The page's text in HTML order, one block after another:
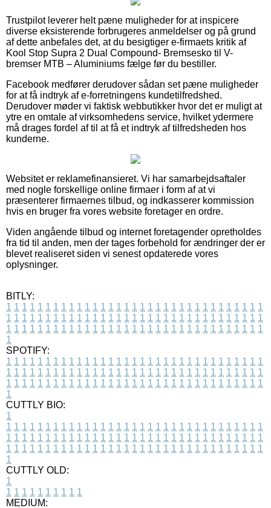
Trustpilot leverer helt pæne muligheder for at inspicere
diverse eksisterende forbrugeres anmeldelser og på grund
af dette anbefales det, at du besigtiger e-firmaets kritik af
Kool Stop Supra 2 Dual Compound- Bremsesko til V-
bremser MTB – Aluminiums fælge før du bestiller.
Facebook medfører derudover sådan set pæne muligheder
for at få indtryk af e-forretningens kundetilfredshed.
Derudover møder vi faktisk webbutikker hvor det er muligt at
ytre en omtale af virksomhedens service, hvilket ydermere
må drages fordel af til at få et indtryk af tilfredsheden hos
kunderne.
Websitet er reklamefinansieret. Vi har samarbejdsaftaler
med nogle forskellige online firmaer i form af at vi
præsenterer firmaernes tilbud, og indkasserer kommission
hvis en bruger fra vores website foretager en ordre.
Viden angående tilbud og internet foretagender opretholdes
fra tid til anden, men der tages forbehold for ændringer der er
blevet realiseret siden vi senest opdaterede vores
oplysninger.
BITLY:
1 1 1 1 1 1 1 1 1 1 1 1 1 1 1 1 1 1 1 1 1 1 1 1 1 1 1 1 1 1 1 1 1
1 1 1 1 1 1 1 1 1 1 1 1 1 1 1 1 1 1 1 1 1 1 1 1 1 1 1 1 1 1 1 1 1
1 1 1 1 1 1 1 1 1 1 1 1 1 1 1 1 1 1 1 1 1 1 1 1 1 1 1 1 1 1 1 1 1
1
SPOTIFY:
1 1 1 1 1 1 1 1 1 1 1 1 1 1 1 1 1 1 1 1 1 1 1 1 1 1 1 1 1 1 1 1 1
1 1 1 1 1 1 1 1 1 1 1 1 1 1 1 1 1 1 1 1 1 1 1 1 1 1 1 1 1 1 1 1 1
1 1 1 1 1 1 1 1 1 1 1 1 1 1 1 1 1 1 1 1 1 1 1 1 1 1 1 1 1 1 1 1 1
1
CUTTLY BIO:
1
1 1 1 1 1 1 1 1 1 1 1 1 1 1 1 1 1 1 1 1 1 1 1 1 1 1 1 1 1 1 1 1 1
1 1 1 1 1 1 1 1 1 1 1 1 1 1 1 1 1 1 1 1 1 1 1 1 1 1 1 1 1 1 1 1 1
1 1 1 1 1 1 1 1 1 1 1 1 1 1 1 1 1 1 1 1 1 1 1 1 1 1 1 1 1 1 1 1 1
1
CUTTLY OLD:
1
1 1 1 1 1 1 1 1 1 1
MEDIUM: